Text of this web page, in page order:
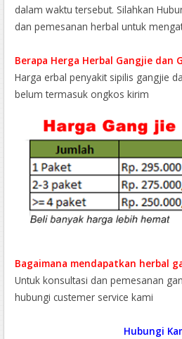
dalam waktu tersebut. Silahkan
dan pemesanan herbal untuk
Berapa Herga Herbal Gangjie dan
Harga erbal penyakit sipilis gangjie
belum termasuk ongkos kirim
Bagaimana mendapatkan herbal
Untuk konsultasi dan pemesanan
hubungi custemer service kami
Hubungi